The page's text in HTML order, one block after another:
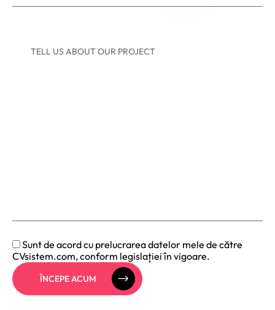
TELL US ABOUT OUR PROJECT
Sunt de acord cu prelucrarea datelor mele de către
CVsistem.com, conform legislației în vigoare.
ÎNCEPE ACUM